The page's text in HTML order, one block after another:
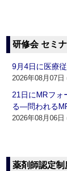
研修会 セミ
9月4日に医療
2026年08月07日
21日にMRフォ
る―問われる
2026年08月06日
薬剤師認定